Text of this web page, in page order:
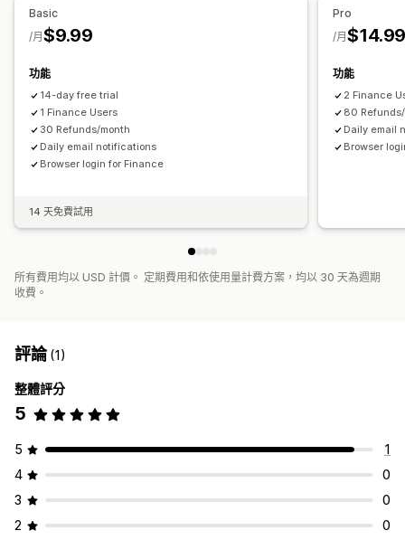
Basic
$9.99
/月
功能
14-day free trial
1 Finance Users
30 Refunds/month
Daily email notifications
Browser login for Finance
14 天免費試用
Pro
/月
功能
2 Finance
80
Daily email
Browser
所有費用均以 USD 計價。 定期費用和依使用量計費方案，均以 30 天為週期
收費。
評論(1)
整體評分
5
5
1
4
0
3
0
2
0